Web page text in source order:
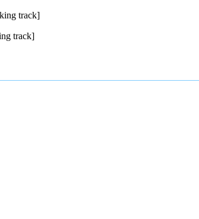
track]
track]